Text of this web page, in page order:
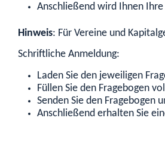
Anschließend wird Ihnen
Hinweis: Für Vereine und
Schriftliche Anmeldung:
Laden Sie den jeweiligen
Füllen Sie den Fragebogen
Senden Sie den Fragebogen
Anschließend erhalten Sie